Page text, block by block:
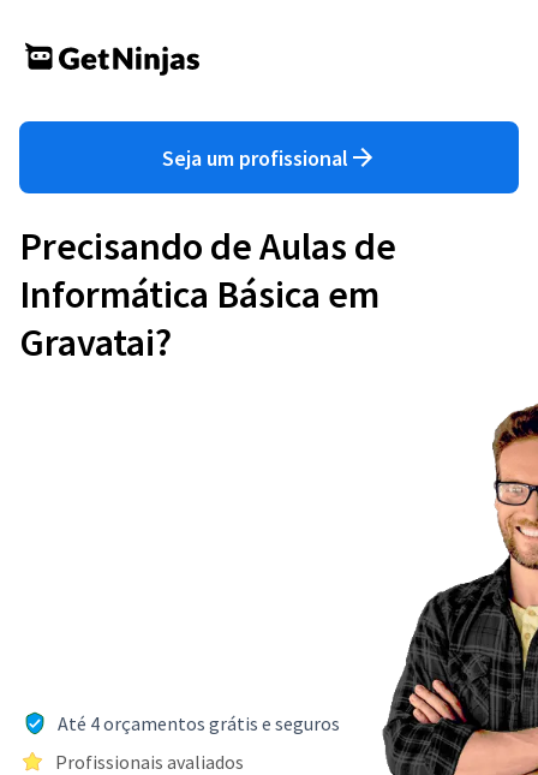
Seja um profissional
Precisando de Aulas de
Informática Básica em
Gravatai?
Até 4 orçamentos grátis e seguros
Profissionais avaliados